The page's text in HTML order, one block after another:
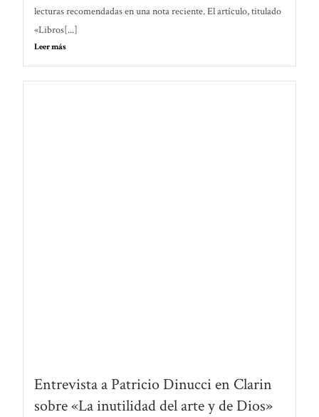
lecturas recomendadas en una nota reciente. El artículo, titulado
«Libros[...]
Leer más
Entrevista a Patricio Dinucci en Clarin
sobre «La inutilidad del arte y de Dios»